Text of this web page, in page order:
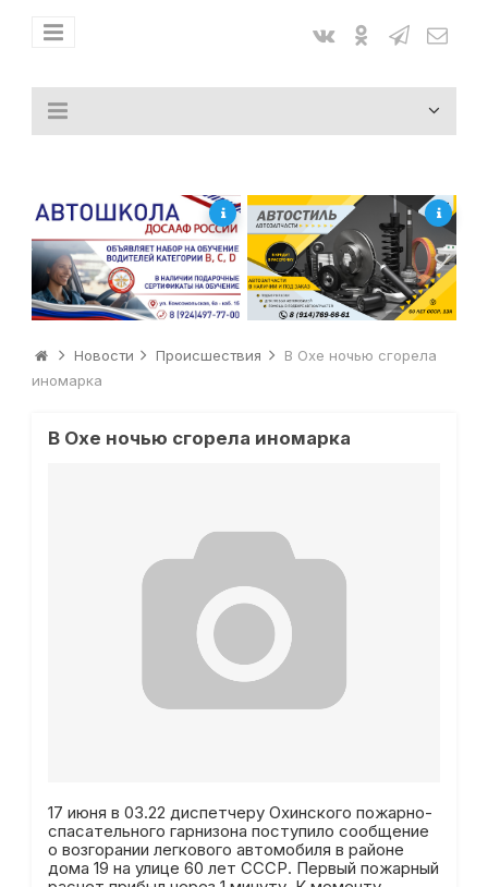
Новости Происшествия
В Охе ночью сгорела
иномарка
В Охе ночью сгорела иномарка
17 июня в 03.22 диспетчеру Охинского пожарно-
спасательного гарнизона поступило сообщение
о возгорании легкового автомобиля в районе
дома 19 на улице 60 лет СССР. Первый пожарный